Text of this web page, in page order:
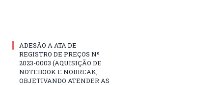
ADESÃO A ATA DE
REGISTRO DE PREÇOS Nº
2023-0003 (AQUISIÇÃO DE
NOTEBOOK E NOBREAK,
OBJETIVANDO ATENDER AS